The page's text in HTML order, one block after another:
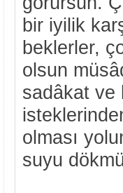
bir iyilik
beklerler,
olsun
sadâkat ve
olması
suyu